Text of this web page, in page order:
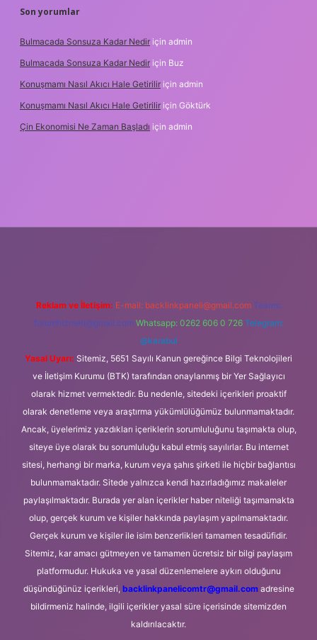
Son yorumlar
Bulmacada Sonsuza Kadar Nedir için admin
Bulmacada Sonsuza Kadar Nedir için Buz
Konuşmamı Nasıl Akıcı Hale Getirilir için admin
Konuşmamı Nasıl Akıcı Hale Getirilir için Göktürk
Çin Ekonomisi Ne Zaman Başladı için admin
Reklam ve İletişim: E-mail: backlinkpaneli@gmail.com Teams:
forumhizmeti@gmail.com Whatsapp: 0262 606 0 726 Telegram:
@karabul
Yasal Uyarı: Sitemiz, 5651 Sayılı Kanun gereğince Bilgi Teknolojileri
ve İletişim Kurumu (BTK) tarafından onaylanmış bir Yer Sağlayıcı
olarak hizmet vermektedir. Bu nedenle, sitedeki içerikleri proaktif
olarak denetleme veya araştırma yükümlülüğümüz bulunmamaktadır.
Ancak, üyelerimiz yazdıkları içeriklerin sorumluluğunu taşımakta olup,
siteye üye olarak bu sorumluluğu kabul etmiş sayılırlar. Bu internet
sitesi, herhangi bir marka, kurum veya şahıs şirketi ile hiçbir bağlantısı
bulunmamaktadır. Sitede yalnızca kendi hazırladığımız makaleler
paylaşılmaktadır. Burada yer alan içerikler haber niteliği taşımamakta
olup, gerçek kurum ve kişiler hakkında paylaşım yapılmamaktadır.
Gerçek kurum ve kişiler ile isim benzerlikleri tamamen tesadüfidir.
Sitemiz, kar amacı gütmeyen ve tamamen ücretsiz bir bilgi paylaşım
platformudur. Hukuka ve yasal düzenlemelere aykırı olduğunu
düşündüğünüz içerikleri, backlinkpanelicomtr@gmail.comadresine
bildirmeniz halinde, ilgili içerikler yasal süre içerisinde sitemizden
kaldırılacaktır.